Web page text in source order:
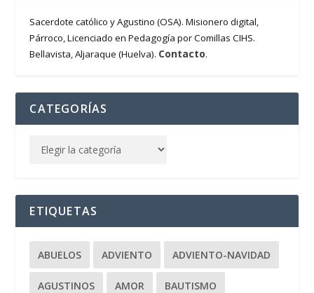
Sacerdote católico y Agustino (OSA). Misionero digital,
Párroco, Licenciado en Pedagogía por Comillas CIHS.
Bellavista, Aljaraque (Huelva). Contacto.
CATEGORÍAS
ETIQUETAS
ABUELOS ADVIENTO ADVIENTO-NAVIDAD
AGUSTINOS AMOR BAUTISMO